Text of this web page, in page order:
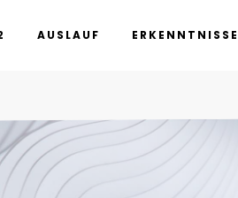
AUSLAUF ERKENNTNISSE